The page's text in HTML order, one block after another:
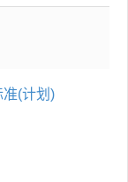
(计划)